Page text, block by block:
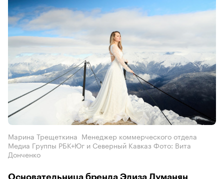
Марина Трещеткина Менеджер коммерческого отдела
Медиа Группы РБК+Юг и Северный Кавказ Фото: Вита
Донченко
Основательница бренда Элиза Думанян